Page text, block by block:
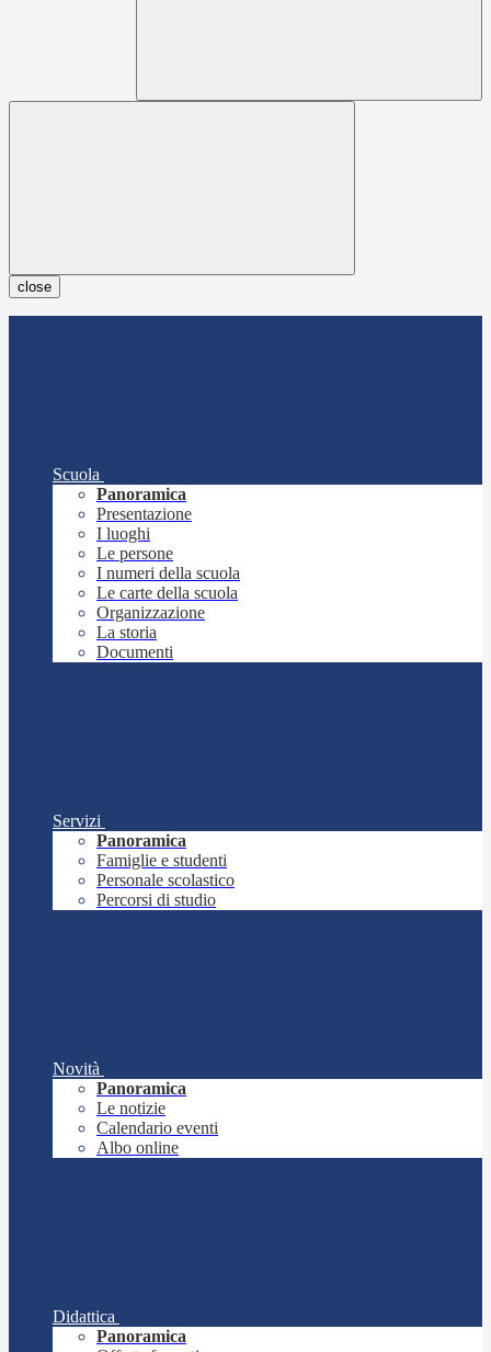
close
Scuola
Panoramica
Presentazione
I luoghi
Le persone
I numeri della scuola
Le carte della scuola
Organizzazione
La storia
Documenti
Servizi
Panoramica
Famiglie e studenti
Personale scolastico
Percorsi di studio
Novità
Panoramica
Le notizie
Calendario eventi
Albo online
Didattica
Panoramica